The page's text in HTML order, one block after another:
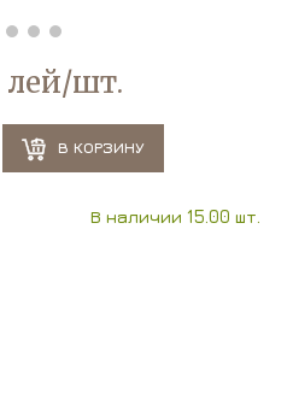
лей/шт.
В КОРЗИНУ
В наличии 15.00 шт.